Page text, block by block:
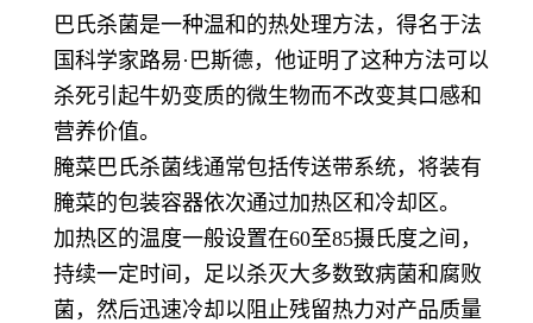
巴氏杀菌是一种温和的热处理方法，得名于法
国科学家路易·巴斯德，他证明了这种方法可以
杀死引起牛奶变质的微生物而不改变其口感和
营养价值。
腌菜巴氏杀菌线通常包括传送带系统，将装有
腌菜的包装容器依次通过加热区和冷却区。
加热区的温度一般设置在60至85摄氏度之间，
持续一定时间，足以杀灭大多数致病菌和腐败
菌，然后迅速冷却以阻止残留热力对产品质量